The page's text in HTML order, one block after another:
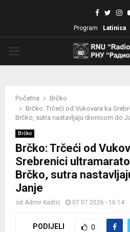
Facebook
Program Latinica
Početna
Brčko
Brčko: Trčeći od Vukovara ka
Brčko, sutra nastavljaju dionicom do
Brčko
Brčko: Trčeći od
Srebrenici
Brčko, sutra
Janje
od Admir Kadrić 07.07.2026 - 16:14
PODIJELI 0